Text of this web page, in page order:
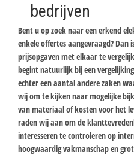
bedrijven
Bent u op zoek naar een erkend
enkele offertes aangevraagd? Dan
prijsopgaven met elkaar te
begint natuurlijk bij een
echter een aantal andere zaken
wij om te kijken naar mogelijke
van materiaal of kosten voor het
raden wij aan om de
interesseren te controleren op
hoogwaardig vakmanschap en